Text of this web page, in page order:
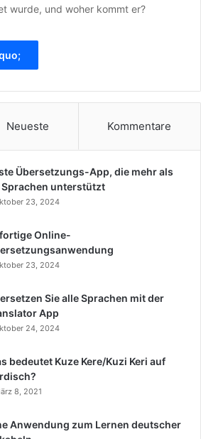
wurde, und woher kommt er?
Neueste Kommentare
Übersetzungs-App, die mehr als
unterstützt
23, 2024
Online-
23, 2024
Sie alle Sprachen mit der
App
24, 2024
bedeutet Kuze Kere/Kuzi Keri auf
8, 2021
Anwendung zum Lernen deutscher